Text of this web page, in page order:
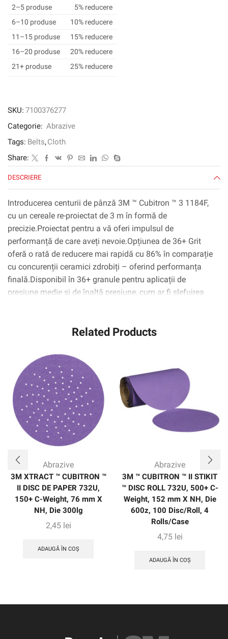
™
Cererea
de
pânză
1184F
2–5 produse
5% reducere
6–10 produse
10% reducere
11–15 produse
15% reducere
16–20 produse
20% reducere
21+ produse
25% reducere
SKU: 7100376277
Categorie: Abrazive
Tags: Belts,Cloth
Share:
DESCRIERE
Introducerea centurii de pânză 3M ™ Cubitron ™ 3 1184F,
cu un cereale re-proiectat de 3 m în formă de
precizie.Proiectat pentru a vă oferi impulsul de
performanță de care aveți nevoie.Opțiunea de 36+ Grit
oferă o rată de reducere mai rapidă cu 86% în comparație
cu concurenții ceramici zdrobiți – oferind performanța
finală.Disponibil în 36+ granule pentru aplicații de
presiune medie și de înaltă presiune, cum ar fi șlefuirea
Related Products
Abrazive
3M XTRACT ™ CUBITRON ™
II DISC DE PAPER 732U,
150+ C-Weight, 76 mm X
NH, Die 300lg
2,45 lei
ADAUGĂ ÎN COȘ
Abrazive
3M ™ CUBITRON ™ II STIKIT
™ DISC ROLL 732U, 500+ C-
Weight, 152 mm X NH, Die
600z, 100 Disc/Roll, 4
Rolls/Case
4,75 lei
ADAUGĂ ÎN COȘ